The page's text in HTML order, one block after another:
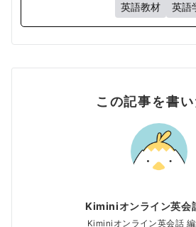
英語教材
英語
この記事を書い
Kiminiオンライン英会
Kiminiオンライン英会話